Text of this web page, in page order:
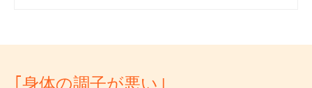
｢身体の調子が悪い｣